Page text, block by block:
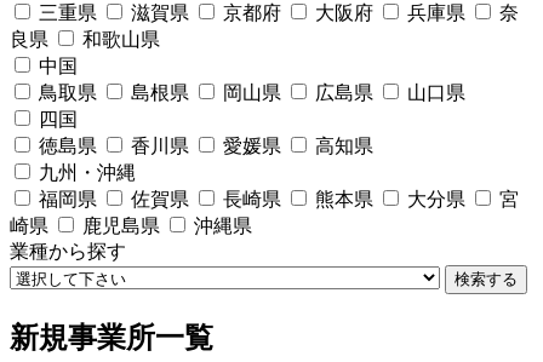
三重県
滋賀県 京都府 大阪府 兵庫県
奈
良県
和歌山県
中国
鳥取県
島根県 岡山県 広島県
山口県
四国
徳島県
香川県 愛媛県
高知県
九州・沖縄
福岡県
佐賀県 長崎県 熊本県 大分県
宮
崎県
鹿児島県
沖縄県
業種から探す
検索する
新規事業所一覧